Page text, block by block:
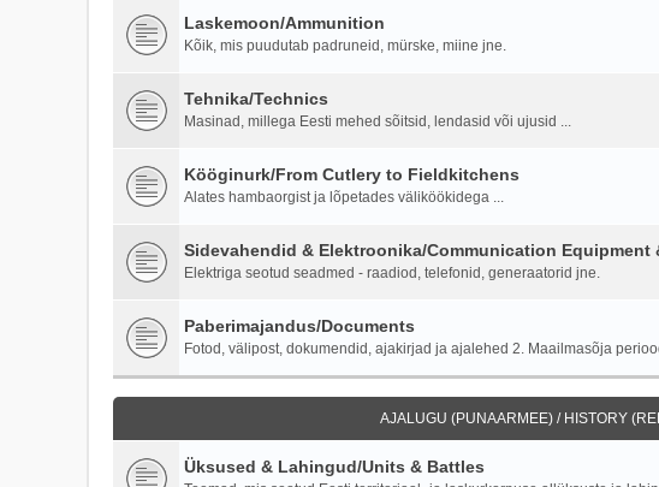
Laskemoon/Ammunition
Kõik, mis puudutab padruneid, mürske, miine jne.
Tehnika/Technics
Masinad, millega Eesti mehed sõitsid, lendasid või ujusid ...
Kööginurk/From Cutlery to Fieldkitchens
Alates hambaorgist ja lõpetades väliköökidega ...
Sidevahendid & Elektroonika/Communication Equipment
Elektriga seotud seadmed - raadiod, telefonid, generaatorid jne.
Paberimajandus/Documents
Fotod, välipost, dokumendid, ajakirjad ja ajalehed 2. Maailmasõja
AJALUGU (PUNAARMEE) / HISTORY
Üksused & Lahingud/Units & Battles